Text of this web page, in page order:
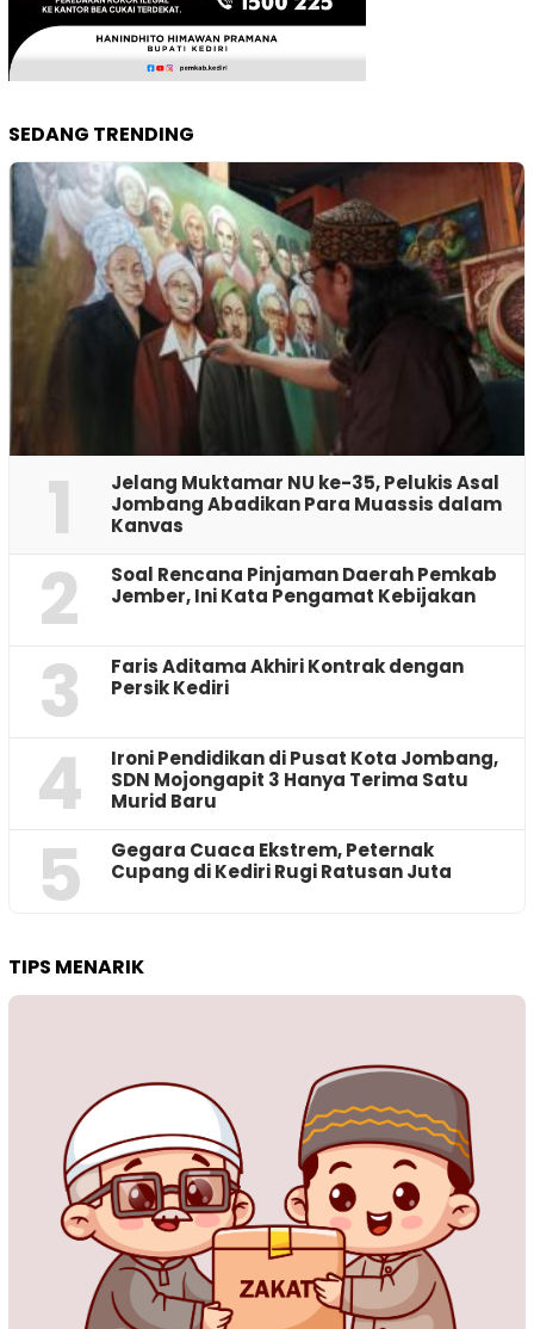
SEDANG TRENDING
1
Jelang Muktamar NU ke-35, Pelukis Asal
Jombang Abadikan Para Muassis dalam
Kanvas
2
‎Soal Rencana Pinjaman Daerah Pemkab
Jember, Ini Kata Pengamat Kebijakan ‎
3
Faris Aditama Akhiri Kontrak dengan
Persik Kediri
4
Ironi Pendidikan di Pusat Kota Jombang,
SDN Mojongapit 3 Hanya Terima Satu
Murid Baru
5
‎Gegara Cuaca Ekstrem, Peternak
Cupang di Kediri Rugi Ratusan Juta
TIPS MENARIK